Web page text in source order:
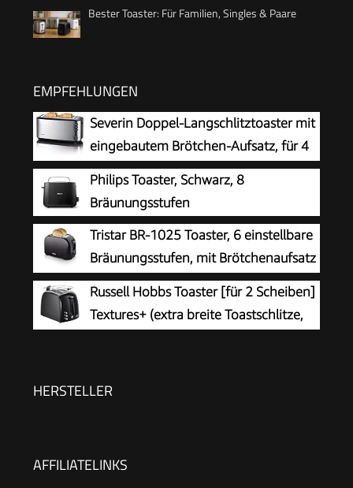
Bester Toaster: Für Familien, Singles & Paare
EMPFEHLUNGEN
Severin Doppel-Langschlitztoaster mit
eingebautem Brötchen-Aufsatz, für 4
Brotscheiben, Brotscheibenzentrierung,
Aufwärm- und Defroster-Stufe, Edelstahl
gebürstet, schwarz, 1.400 W, AT 2509
Philips Toaster, Schwarz, 8
Bräunungsstufen
Tristar BR-1025 Toaster, 6 einstellbare
Bräunungsstufen, mit Brötchenaufsatz
und herausnehmbarem Krümelfach
Russell Hobbs Toaster [für 2 Scheiben]
Textures+ (extra breite Toastschlitze,
Aufwärmfunktion, 850W) 22601-56
HERSTELLER
AFFILIATELINKS